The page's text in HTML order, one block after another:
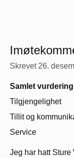
Skrevet 26.
Samlet vurdering
Tilgjengelighet
Tillit og
Service
Jeg har hatt